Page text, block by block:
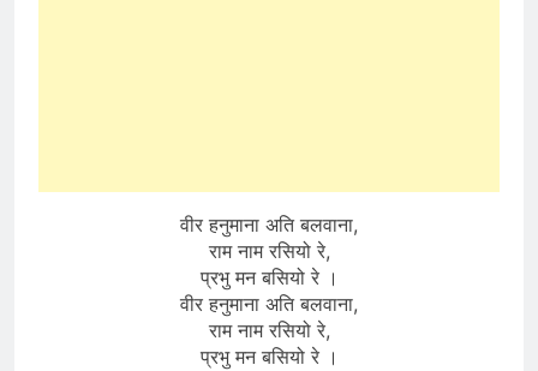
वीर हनुमाना अति बलवाना,
राम नाम रसियो रे,
प्रभु मन बसियो रे ।
वीर हनुमाना अति बलवाना,
राम नाम रसियो रे,
प्रभु मन बसियो रे ।